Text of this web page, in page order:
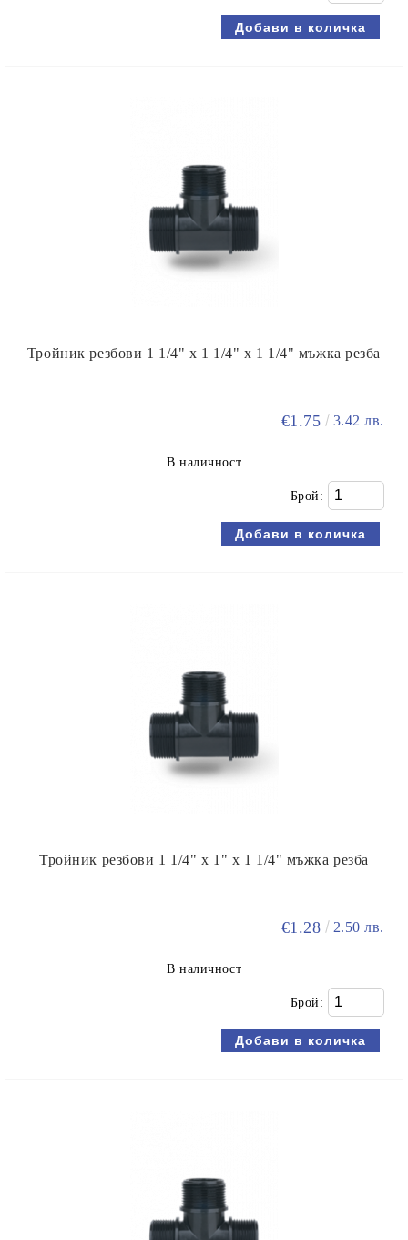
Тройник резбови 1 1/4" х 1 1/4" х 1 1/4" мъжка резба
€1.75 3.42 лв.
В наличност
Брой:
Тройник резбови 1 1/4" х 1" х 1 1/4" мъжка резба
€1.28 2.50 лв.
В наличност
Брой: